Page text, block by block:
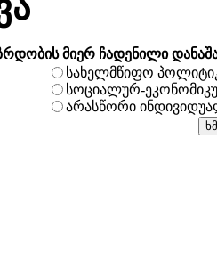
მიერ ჩადენილი
სახელმწიფო
სოციალურ-
არასწორი